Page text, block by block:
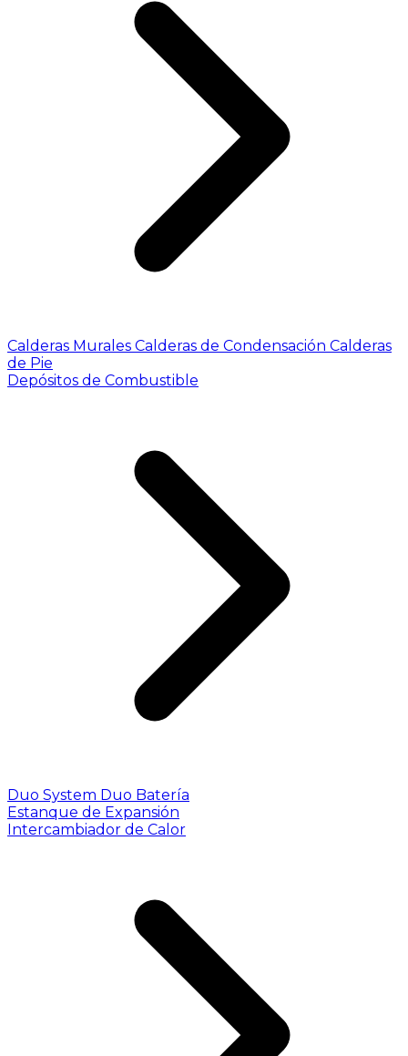
Calderas Murales Calderas de Condensación Calderas
de Pie
Depósitos de Combustible
Duo System Duo Batería
Estanque de Expansión
Intercambiador de Calor